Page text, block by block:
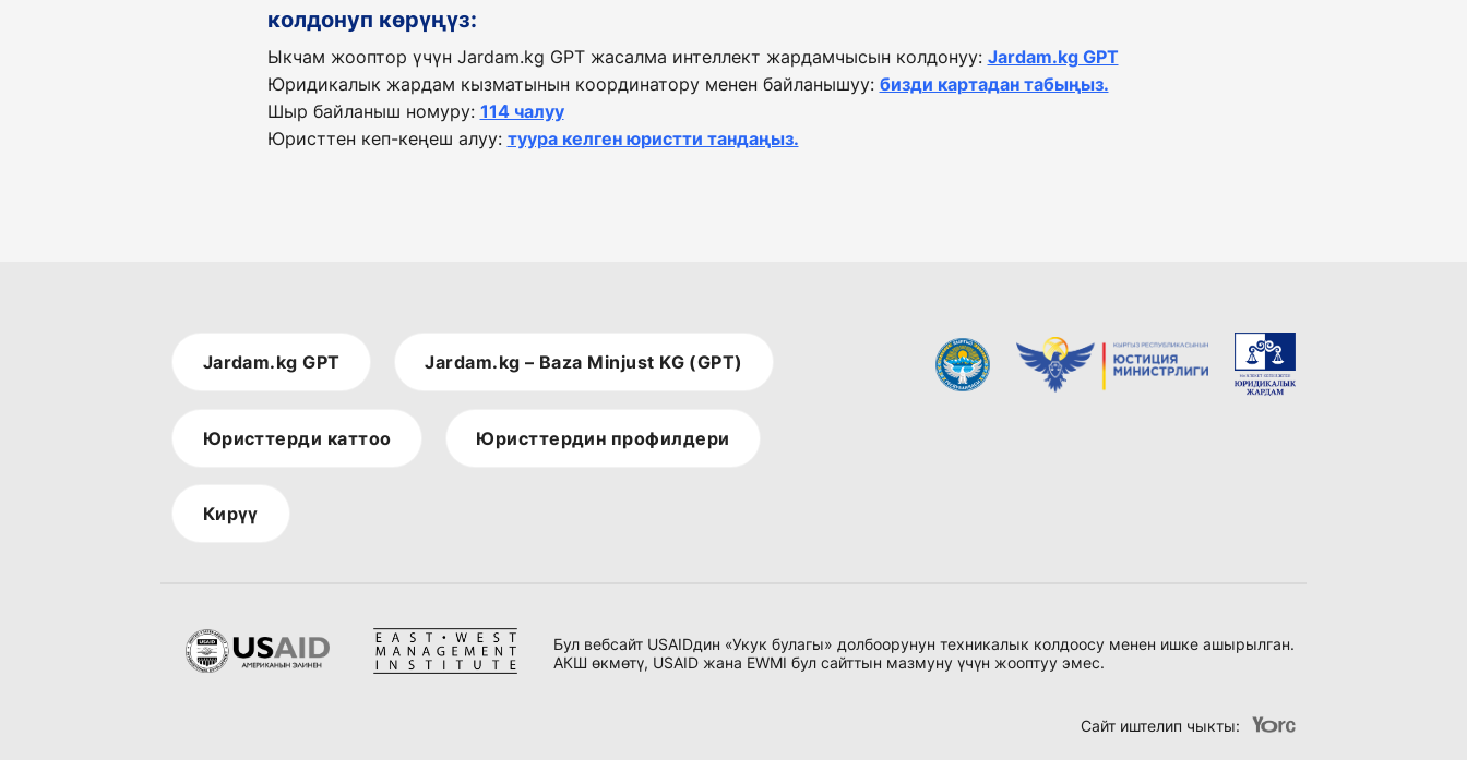
колдонуп көрүңүз:
Ыкчам жооптор үчүн Jardam.kg GPT жасалма интеллект жардамчысын колдонуу: Jardam.kg GPT
Юридикалык жардам кызматынын координатору менен байланышуу: бизди картадан табыңыз.
Шыр байланыш номуру: 114 чалуу
Юристтен кеп-кеңеш алуу: туура келген юристти тандаңыз.
Jardam.kg GPT Jardam.kg – Baza Minjust KG (GPT)
Юристтерди каттоо Юристтердин профилдери
Кирүү
Бул вебсайт USAIDдин «Укук булагы» долбоорунун техникалык колдоосу менен ишке ашырылган.
АКШ өкмөтү, USAID жана EWMI бул сайттын мазмуну үчүн жооптуу эмес.
Сайт иштелип чыкты: